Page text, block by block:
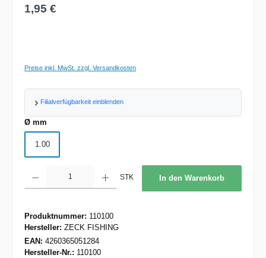
Regulärer Preis:
1,95 €
Preise inkl. MwSt. zzgl. Versandkosten
Filialverfügbarkeit einblenden
Ø mm
1.00
STK In den Warenkorb
Produktnummer: 110100
Hersteller: ZECK FISHING
EAN: 4260365051284
Hersteller-Nr.: 110100